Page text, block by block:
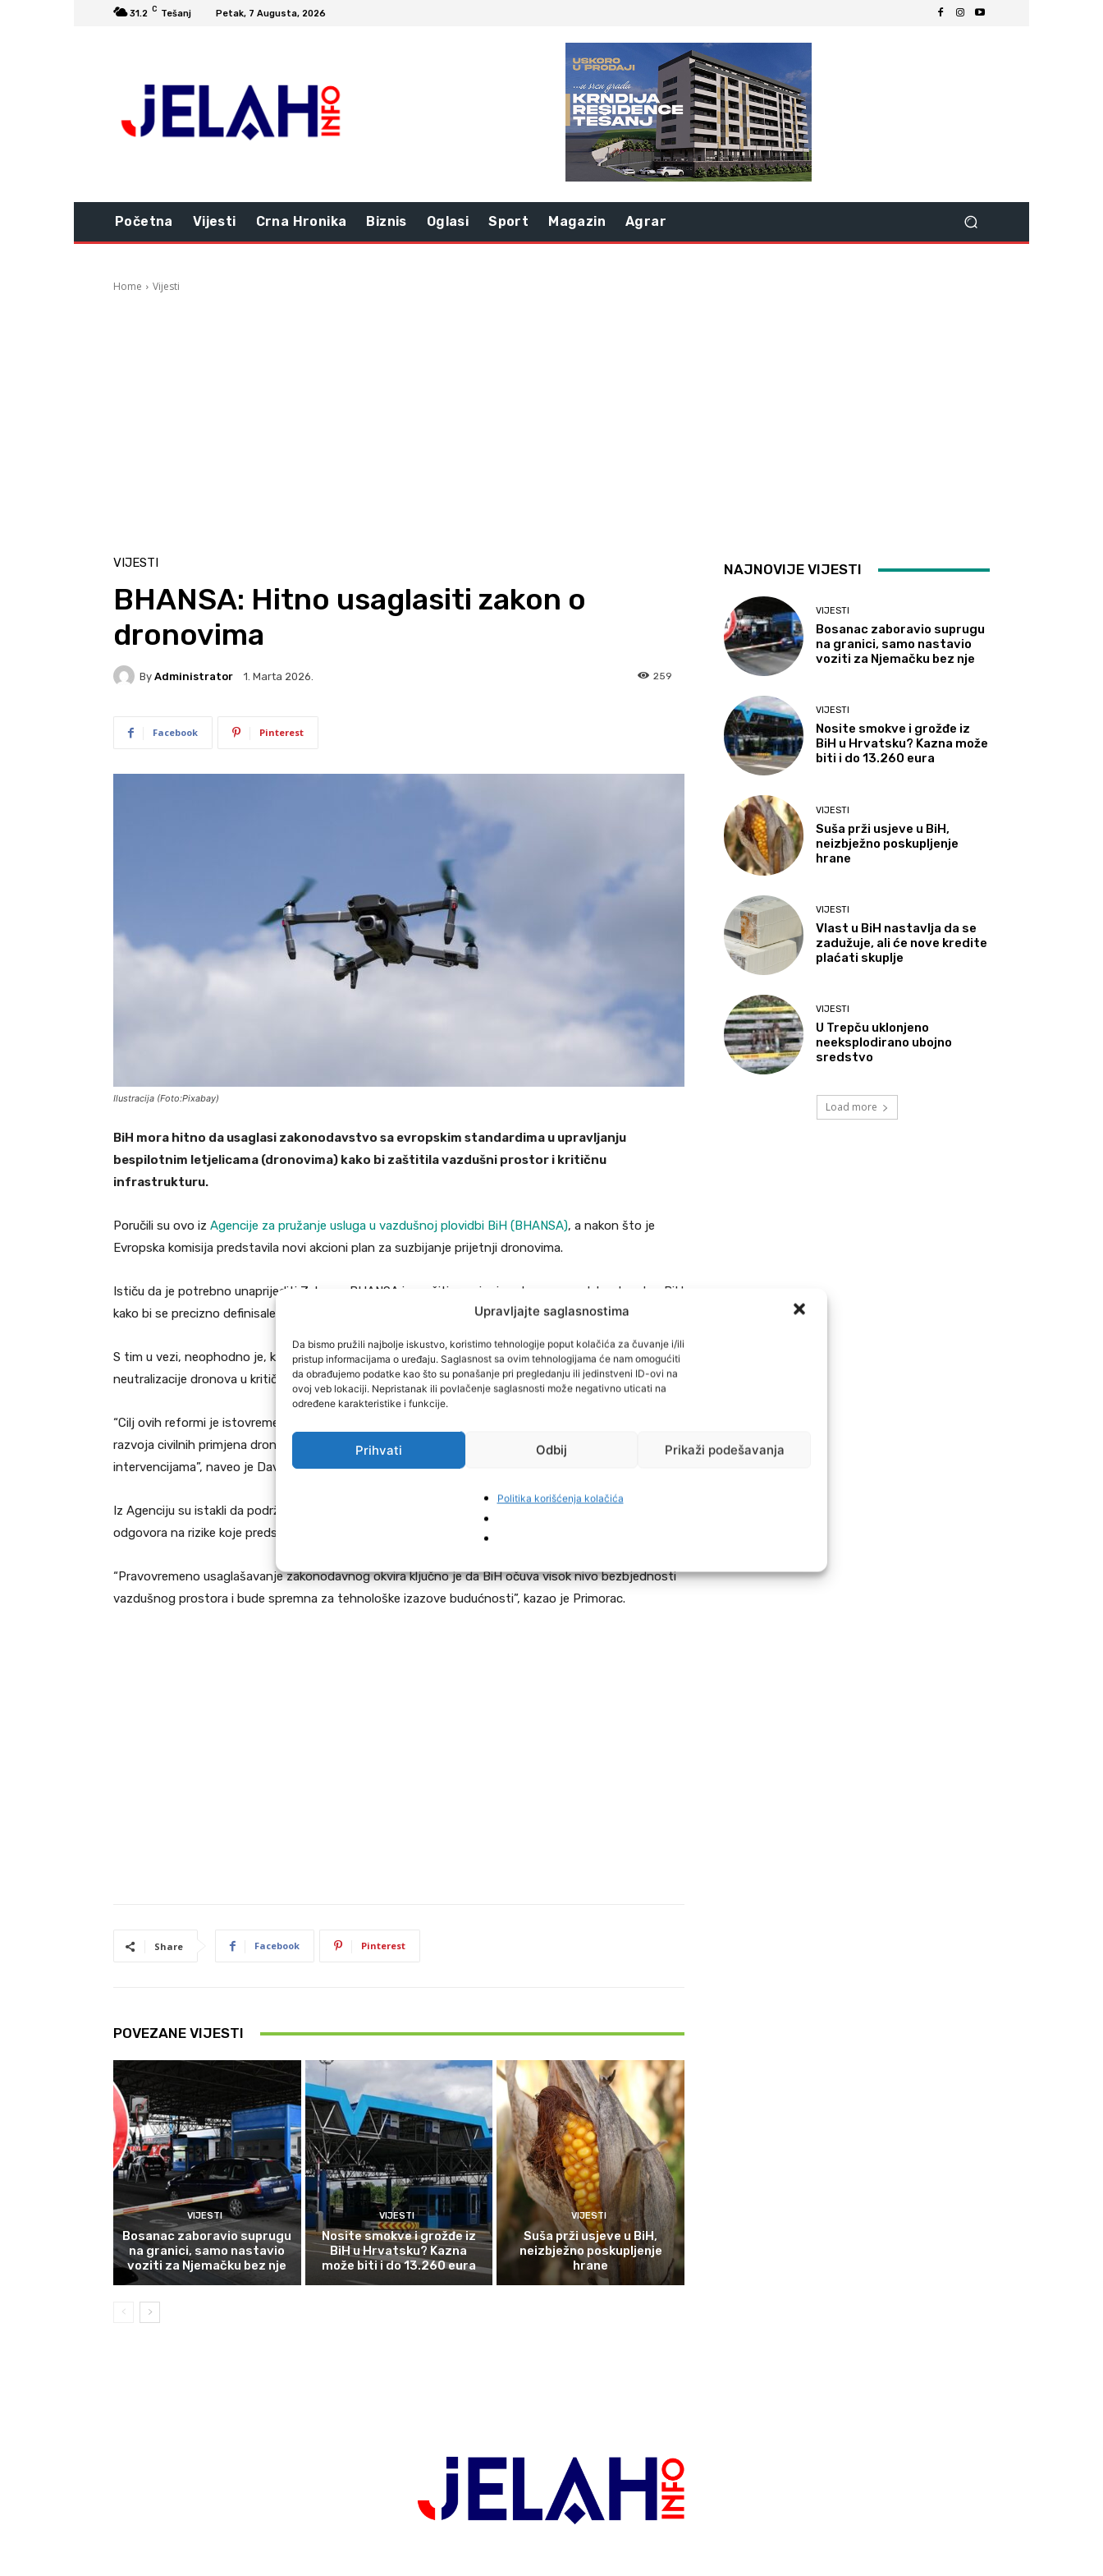
Upravljajte saglasnostima
Da bismo pružili najbolje iskustvo, koristimo tehnologije poput kolačića za čuvanje i/ili
pristup informacijama o uređaju. Saglasnost sa ovim tehnologijama će nam omogućiti
da obrađujemo podatke kao što su ponašanje pri pregledanju ili jedinstveni ID-ovi na
ovoj veb lokaciji. Nepristanak ili povlačenje saglasnosti može negativno uticati na
određene karakteristike i funkcije.
Prihvati Odbij Prikaži podešavanja
Politika korišćenja kolačića
31.2 C Tešanj Petak, 7 Augusta, 2026
Početna Vijesti Crna Hronika Biznis Oglasi Sport Magazin Agrar
Home Vijesti
VIJESTI
BHANSA: Hitno usaglasiti zakon o
dronovima
By Administrator 1. Marta 2026. 259
Facebook Pinterest
Ilustracija (Foto:Pixabay)
BiH mora hitno da usaglasi zakonodavstvo sa evropskim standardima u upravljanju
bespilotnim letjelicama (dronovima) kako bi zaštitila vazdušni prostor i kritičnu
infrastrukturu.
Poručili su ovo iz Agencije za pružanje usluga u vazdušnoj plovidbi BiH (BHANSA), a nakon što je
Evropska komisija predstavila novi akcioni plan za suzbijanje prijetnji dronovima.
Ističu da je potrebno unaprijediti Zakon o BHANSA i završiti usvajanje zakona o vazduhoplovstvu BiH
kako bi se precizno definisale nadležnosti, kapaciteti i obaveze operatera bespilotnih letjelica.
S tim u vezi, neophodno je, kako kažu, uspostaviti regulatorni okvir za sisteme detekcije i
neutralizacije dronova u kritičnim zonama, uz poštovanje standarda zaštite podataka i ljudskih prava.
“Cilj ovih reformi je istovremeno jačanje nacionalne bezbjednosti i omogućavanje kontrolisanog
razvoja civilnih primjena dronova u logistici, poljoprivredi, nadzoru infrastrukture i hitnim
intervencijama”, naveo je Davorin Primorac, direktor BHANSA.
Iz Agenciju su istakli da podržavaju ambicije Evrospke unije u jačanju sposobnosti prevencije i
odgovora na rizike koje predstavljaju bespilotne letjelice.
“Pravovremeno usaglašavanje zakonodavnog okvira ključno je da BiH očuva visok nivo bezbjednosti
vazdušnog prostora i bude spremna za tehnološke izazove budućnosti”, kazao je Primorac.
Share Facebook Pinterest
POVEZANE VIJESTI
VIJESTI
Bosanac zaboravio suprugu
na granici, samo nastavio
voziti za Njemačku bez nje
VIJESTI
Nosite smokve i grožđe iz
BiH u Hrvatsku? Kazna
može biti i do 13.260 eura
VIJESTI
Suša prži usjeve u BiH,
neizbježno poskupljenje
hrane
NAJNOVIJE VIJESTI
VIJESTI
Bosanac zaboravio suprugu
na granici, samo nastavio
voziti za Njemačku bez nje
VIJESTI
Nosite smokve i grožđe iz
BiH u Hrvatsku? Kazna može
biti i do 13.260 eura
VIJESTI
Suša prži usjeve u BiH,
neizbježno poskupljenje
hrane
VIJESTI
Vlast u BiH nastavlja da se
zadužuje, ali će nove kredite
plaćati skuplje
VIJESTI
U Trepču uklonjeno
neeksplodirano ubojno
sredstvo
Load more